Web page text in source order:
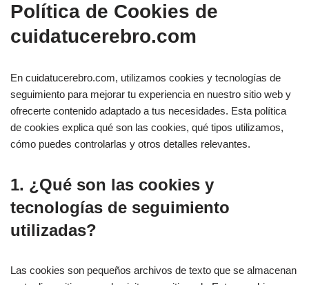
Política de Cookies de
cuidatucerebro.com
En cuidatucerebro.com, utilizamos cookies y tecnologías de
seguimiento para mejorar tu experiencia en nuestro sitio web y
ofrecerte contenido adaptado a tus necesidades. Esta política
de cookies explica qué son las cookies, qué tipos utilizamos,
cómo puedes controlarlas y otros detalles relevantes.
1. ¿Qué son las cookies y
tecnologías de seguimiento
utilizadas?
Las cookies son pequeños archivos de texto que se almacenan